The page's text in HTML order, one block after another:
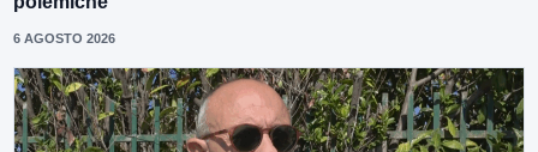
6 AGOSTO 2026